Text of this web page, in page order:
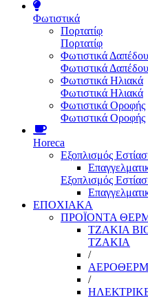
Φωτιστικά
Πορτατίφ
Πορτατίφ
Φωτιστικά Δαπέδου
Φωτιστικά Δαπέδου
Φωτιστικά Ηλιακά
Φωτιστικά Ηλιακά
Φωτιστικά Οροφής
Φωτιστικά Οροφής
Horeca
Εξοπλισμός
Εξοπλισμός
ΕΠΟΧΙΑΚΑ
ΠΡΟΪΟΝΤΑ
ΤΖΑΚΙΑ
ΤΖΑΚΙΑ
/
/